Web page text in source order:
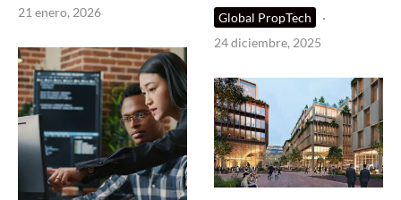
21 enero, 2026
Global PropTech
·
24 diciembre, 2025